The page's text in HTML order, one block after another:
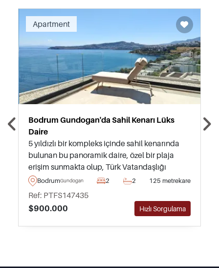
Apartment
Bodrum Gundogan'da Sahil Kenarı Lüks
Daire
5 yıldızlı bir kompleks içinde sahil kenarında
bulunan bu panoramik daire, özel bir plaja
erişim sunmakta olup, Türk Vatandaşlığı
Yatırım programı için şiddetle tavsiye edilir.
BodrumGundogan 2 2 125 metrekare
Ref: PTFS147435
$900.000
Hızlı Sorgulama